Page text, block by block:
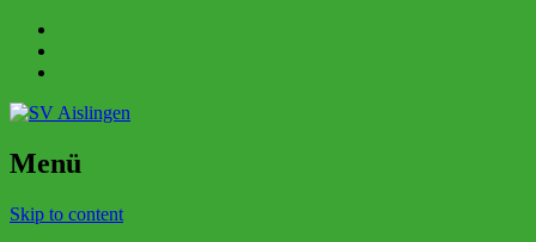
Menü
Skip to content